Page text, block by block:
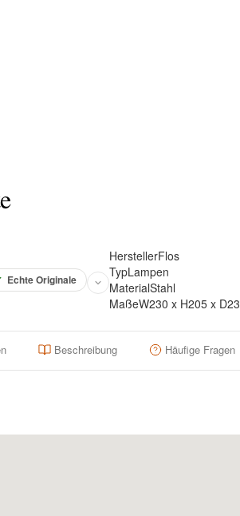
Echte Originale
HerstellerFlos
TypLampen
MaterialStahl
MaßeW230 x H205 x
Beschreibung Häufige Fragen